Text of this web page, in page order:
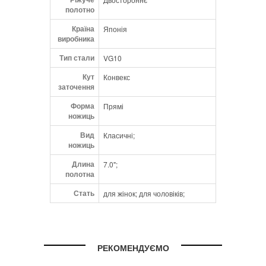
полотно
Країна
виробника
Японія
Тип стали VG10
Кут
заточення
Конвекс
Форма
ножиць
Прямі
Вид
ножиць
Класичні;
Длина
полотна
7.0";
Стать для жінок; для чоловіків;
РЕКОМЕНДУЄМО